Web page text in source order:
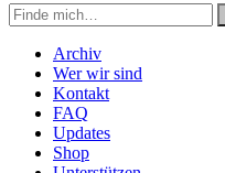
Suche
in
https://secondunit-
podcast.de/
Archiv
Wer wir sind
Kontakt
FAQ
Updates
Shop